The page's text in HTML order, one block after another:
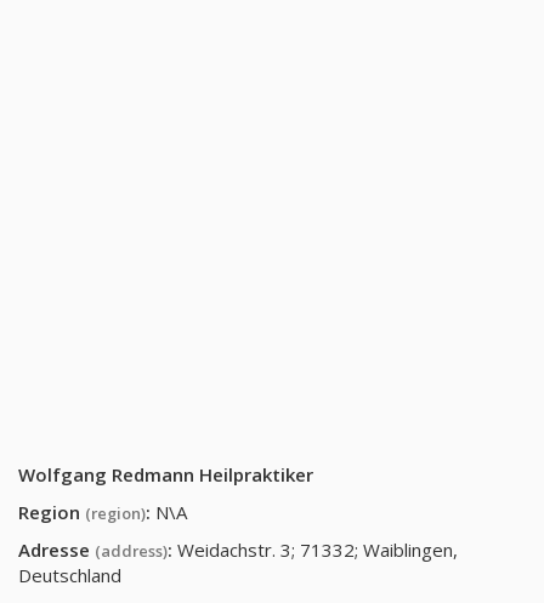
Wolfgang Redmann Heilpraktiker
Region (region): N\A
Adresse (address): Weidachstr. 3; 71332; Waiblingen,
Deutschland